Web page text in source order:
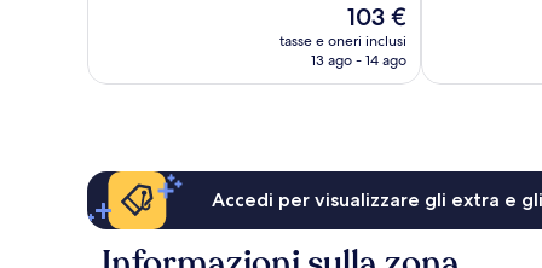
Il
prezzo
attuale
103 €
tasse e oneri inclusi
13 ago - 14 ago
Accedi per visualizzare gli extra e